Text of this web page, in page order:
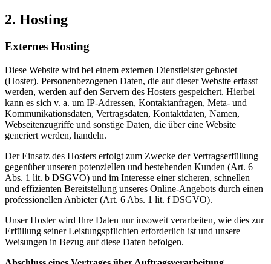
2. Hosting
Externes Hosting
Diese Website wird bei einem externen Dienstleister gehostet
(Hoster). Personenbezogenen Daten, die auf dieser Website erfasst
werden, werden auf den Servern des Hosters gespeichert. Hierbei
kann es sich v. a. um IP-Adressen, Kontaktanfragen, Meta- und
Kommunikationsdaten, Vertragsdaten, Kontaktdaten, Namen,
Webseitenzugriffe und sonstige Daten, die über eine Website
generiert werden, handeln.
Der Einsatz des Hosters erfolgt zum Zwecke der Vertragserfüllung
gegenüber unseren potenziellen und bestehenden Kunden (Art. 6
Abs. 1 lit. b DSGVO) und im Interesse einer sicheren, schnellen
und effizienten Bereitstellung unseres Online-Angebots durch einen
professionellen Anbieter (Art. 6 Abs. 1 lit. f DSGVO).
Unser Hoster wird Ihre Daten nur insoweit verarbeiten, wie dies zur
Erfüllung seiner Leistungspflichten erforderlich ist und unsere
Weisungen in Bezug auf diese Daten befolgen.